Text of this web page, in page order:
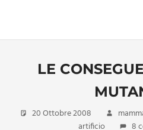
content
imprescindibile,
inevitabile
oggi
LE
20 Ottobre 2008
artificio
8